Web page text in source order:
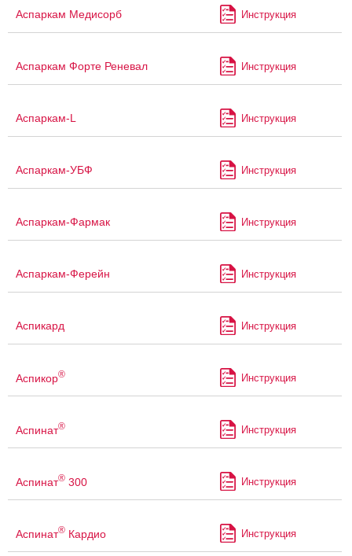
Аспаркам Медисорб Инструкция
Аспаркам Форте Реневал Инструкция
Аспаркам-L Инструкция
Аспаркам-УБФ Инструкция
Аспаркам-Фармак Инструкция
Аспаркам-Ферейн Инструкция
Аспикард Инструкция
Аспикор® Инструкция
Аспинат® Инструкция
Аспинат® 300 Инструкция
Аспинат® Кардио Инструкция